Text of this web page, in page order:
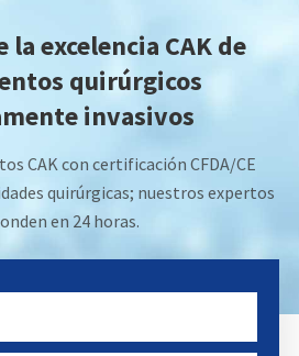
excelencia CAK de
quirúrgicos
invasivos
CAK con certificación CFDA/CE
quirúrgicas; nuestros expertos
en 24 horas.